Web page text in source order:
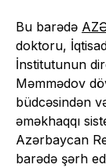
Bu barədə
doktoru,
İnstitutunun
Məmmədov
büdcəsindən
əməkhaqqı
Azərbaycan
barədə şərh